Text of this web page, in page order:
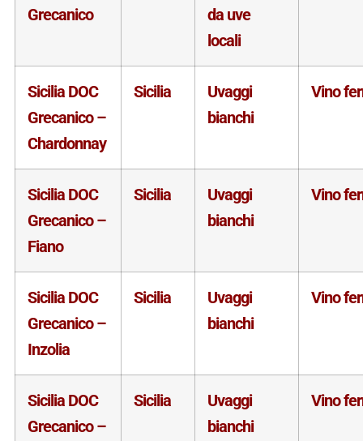
Grecanico
da uve
locali
Sicilia DOC
Grecanico –
Chardonnay
Sicilia
Uvaggi
bianchi
Vino
Sicilia DOC
Grecanico –
Fiano
Sicilia
Uvaggi
bianchi
Vino
Sicilia DOC
Grecanico –
Inzolia
Sicilia
Uvaggi
bianchi
Vino
Sicilia DOC
Grecanico –
Sicilia
Uvaggi
bianchi
Vino